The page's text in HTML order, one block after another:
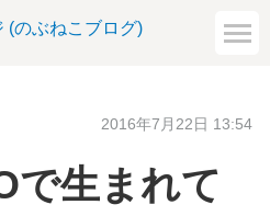
(のぶねこブログ)
2016年7月22日 13:54
で生まれて